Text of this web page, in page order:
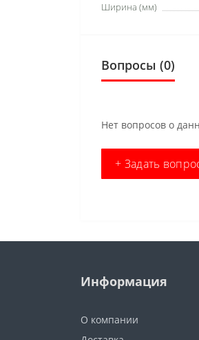
Ширина (мм)
Вопросы (0)
Нет вопросов о
+ Задать
Информация
О компании